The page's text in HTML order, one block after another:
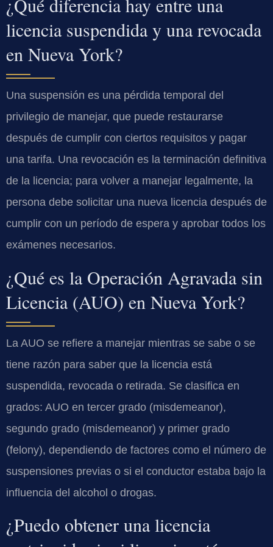
¿Qué diferencia hay entre una
licencia suspendida y una revocada
en Nueva York?
Una suspensión es una pérdida temporal del
privilegio de manejar, que puede restaurarse
después de cumplir con ciertos requisitos y pagar
una tarifa. Una revocación es la terminación definitiva
de la licencia; para volver a manejar legalmente, la
persona debe solicitar una nueva licencia después de
cumplir con un período de espera y aprobar todos los
exámenes necesarios.
¿Qué es la Operación Agravada sin
Licencia (AUO) en Nueva York?
La AUO se refiere a manejar mientras se sabe o se
tiene razón para saber que la licencia está
suspendida, revocada o retirada. Se clasifica en
grados: AUO en tercer grado (misdemeanor),
segundo grado (misdemeanor) y primer grado
(felony), dependiendo de factores como el número de
suspensiones previas o si el conductor estaba bajo la
influencia del alcohol o drogas.
¿Puedo obtener una licencia